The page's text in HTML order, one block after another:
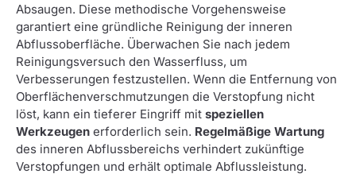
Absaugen. Diese methodische Vorgehensweise
garantiert eine gründliche Reinigung der inneren
Abflussoberfläche. Überwachen Sie nach jedem
Reinigungsversuch den Wasserfluss, um
Verbesserungen festzustellen. Wenn die Entfernung von
Oberflächenverschmutzungen die Verstopfung nicht
löst, kann ein tieferer Eingriff mit speziellen
Werkzeugen erforderlich sein. Regelmäßige Wartung
des inneren Abflussbereichs verhindert zukünftige
Verstopfungen und erhält optimale Abflussleistung.